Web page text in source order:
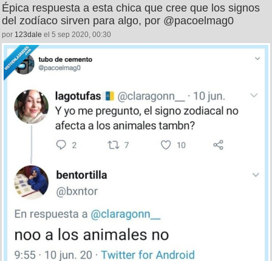
Épica respuesta a esta chica que cree que los signos
del zodíaco sirven para algo, por @pacoelmag0
por 123dale el 5 sep 2020, 00:30